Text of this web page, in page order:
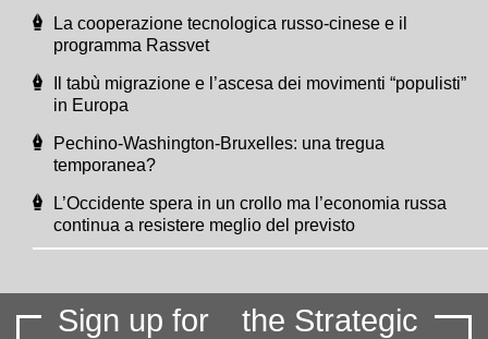
La cooperazione tecnologica russo-cinese e il
programma Rassvet
Il tabù migrazione e l’ascesa dei movimenti “populisti”
in Europa
Pechino-Washington-Bruxelles: una tregua
temporanea?
L’Occidente spera in un crollo ma l’economia russa
continua a resistere meglio del previsto
Sign up for
the Strategic